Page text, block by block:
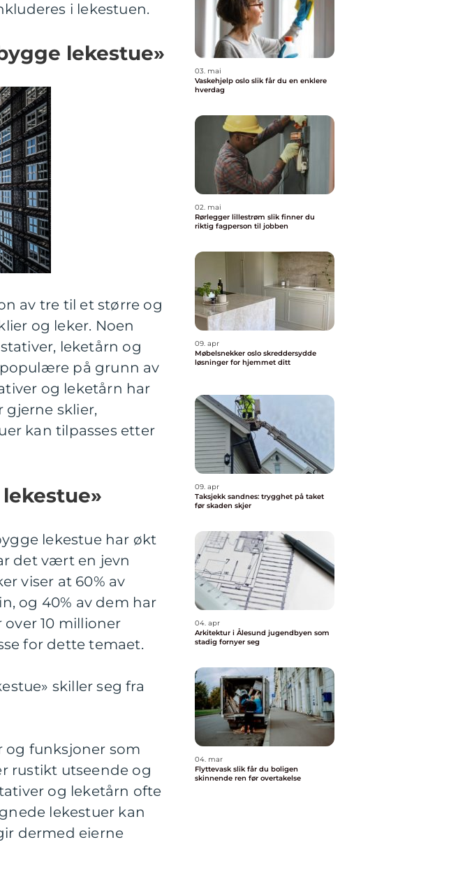
i lekestuen.
lekestue»
av tre til et større og
og leker. Noen
leketårn og
på grunn av
og leketårn har
sklier,
kan tilpasses etter
lekestue har økt
det vært en jevn
viser at 60% av
og 40% av dem har
10 millioner
for dette temaet.
skiller seg fra
og funksjoner som
rustikt utseende og
og leketårn ofte
lekestuer kan
dermed eierne
03. mai
Vaskehjelp oslo slik får du en enklere
hverdag
02. mai
Rørlegger lillestrøm slik finner du
riktig fagperson til jobben
09. apr
Møbelsnekker oslo skreddersydde
løsninger for hjemmet ditt
09. apr
Taksjekk sandnes: trygghet på taket
før skaden skjer
04. apr
Arkitektur i Ålesund jugendbyen som
stadig fornyer seg
04. mar
Flyttevask slik får du boligen
skinnende ren før overtakelse